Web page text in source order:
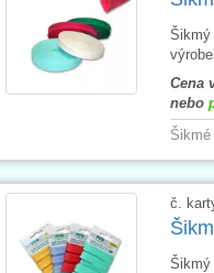
Šikmý
Cena
nebo
č.
Šikmý